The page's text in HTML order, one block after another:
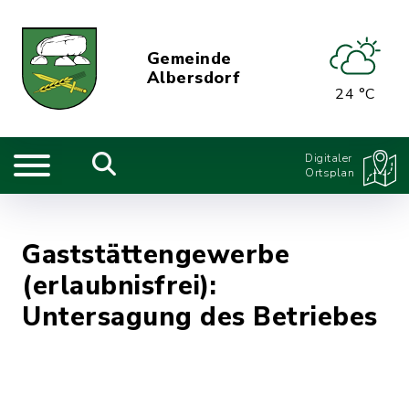
Gemeinde
Albersdorf
24 °C
Digitaler
Ortsplan
Gaststättengewerbe
(erlaubnisfrei):
Untersagung des Betriebes